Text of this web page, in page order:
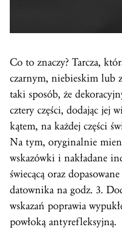
Co to znaczy? Tarcza,
czarnym, niebieskim lub
taki sposób, że
cztery części, dodając jej
kątem, na każdej części
Na tym, oryginalnie
wskazówki i nakładane
świecącą oraz
datownika na godz. 3.
wskazań poprawia
powłoką antyrefleksyjną.